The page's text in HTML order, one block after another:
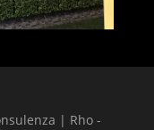
| Rho -